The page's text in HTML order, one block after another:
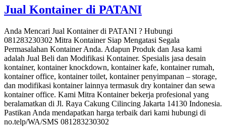
Jual Kontainer di PATANI
Anda Mencari Jual Kontainer di PATANI ? Hubungi
081283230302 Mitra Kontainer Siap Mengatasi Segala
Permasalahan Kontainer Anda. Adapun Produk dan Jasa kami
adalah Jual Beli dan Modifikasi Kontainer. Spesialis jasa desain
kontainer, kontainer knockdown, kontainer kafe, kontainer rumah,
kontainer office, kontainer toilet, kontainer penyimpanan – storage,
dan modifikasi kontainer lainnya termasuk dry kontainer dan sewa
kontainer office. Kami Mitra Kontainer bekerja profesional yang
beralamatkan di Jl. Raya Cakung Cilincing Jakarta 14130 Indonesia.
Pastikan Anda mendapatkan harga terbaik dari kami hubungi di
no.telp/WA/SMS 081283230302